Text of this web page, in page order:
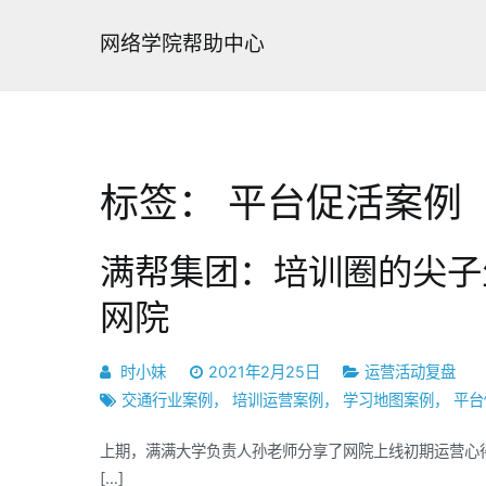
网络学院帮助中心
标签： 平台促活案例
满帮集团：培训圈的尖
网院
时小妹 2021年2月25日
运营活动复盘
交通行业案例 ， 培训运营案例 ， 学习地图案例 ， 平
上期，满满大学负责人孙老师分享了网院上线初期运营
[…]